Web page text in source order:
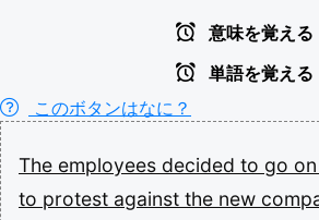
意味を覚える
単語を覚える
このボタンはなに？
The employees decided to go on
to protest against the new